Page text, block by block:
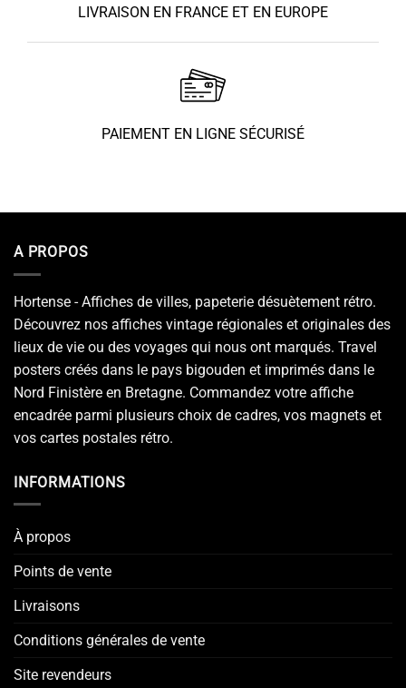
LIVRAISON EN FRANCE ET EN EUROPE
PAIEMENT EN LIGNE SÉCURISÉ
A PROPOS
Hortense - Affiches de villes, papeterie désuètement rétro.
Découvrez nos affiches vintage régionales et originales des
lieux de vie ou des voyages qui nous ont marqués. Travel
posters créés dans le pays bigouden et imprimés dans le
Nord Finistère en Bretagne. Commandez votre affiche
encadrée parmi plusieurs choix de cadres, vos magnets et
vos cartes postales rétro.
INFORMATIONS
À propos
Points de vente
Livraisons
Conditions générales de vente
Site revendeurs